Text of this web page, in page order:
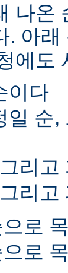
나온
. 아
에도
이다
일 순
리고
리고
로
로